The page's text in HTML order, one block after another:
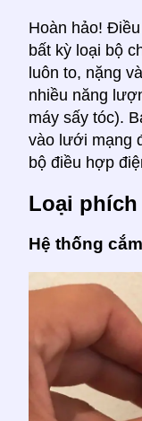
Hoàn hảo!
bất kỳ loại bộ
luôn to, nặng
nhiều năng
máy sấy tóc).
vào lưới mạng
bộ điều hợp
Loại phích
Hệ thống